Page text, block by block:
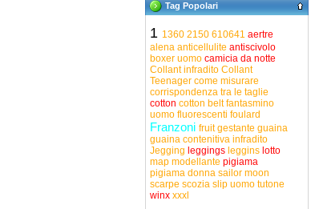
Tag Popolari
1 1360 2150 610641 aertre
alena anticellulite antiscivolo
boxer uomo camicia da notte
Collant infradito Collant
Teenager come misurare
corrispondenza tra le taglie
cotton cotton beltfantasmino
uomo fluorescenti foulard
Franzoni fruitgestante guaina
guaina contenitiva infradito
Jegging leggings leggins lotto
map modellante pigiama
pigiama donna sailor moon
scarpe scozia slip uomo tutone
winx xxxl